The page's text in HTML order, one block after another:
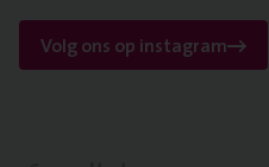
Volg ons op instagram